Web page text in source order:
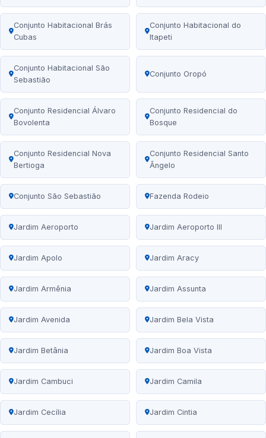
Conjunto Habitacional Brás
Cubas
Conjunto Habitacional do
Itapeti
Conjunto Habitacional São
Sebastião
Conjunto Oropó
Conjunto Residencial Álvaro
Bovolenta
Conjunto Residencial do
Bosque
Conjunto Residencial Nova
Bertioga
Conjunto Residencial Santo
Ângelo
Conjunto São Sebastião Fazenda Rodeio
Jardim Aeroporto Jardim Aeroporto III
Jardim Apolo Jardim Aracy
Jardim Armênia Jardim Assunta
Jardim Avenida Jardim Bela Vista
Jardim Betânia Jardim Boa Vista
Jardim Cambuci Jardim Camila
Jardim Cecília Jardim Cintia